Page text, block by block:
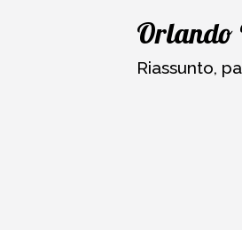
Vai
al
contenuto
Orlando
Riassunto,